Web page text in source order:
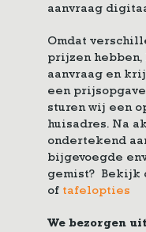
aanvraag
Omdat
prijzen
aanvraag en
een
sturen wij een
huisadres. Na
ondertekend
bijgevoegde
gemist? Bekijk
of tafelopties
We bezorgen